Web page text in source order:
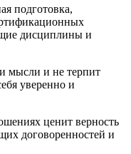
подготовка,
дисциплины и
мысли и не терпит
уверенно и
ценит верность
договоренностей и